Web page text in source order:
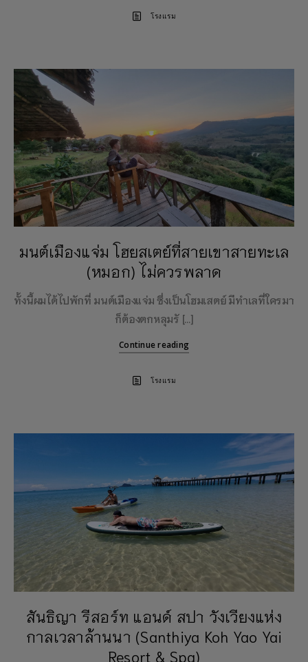
โรงแรม
มนต์เมืองแจ่ม โฮยสเตย์ที่สายเขาสายทะเล
(หมอก) ไม่ควรพลาด
ทั้งนี้ผมได้ไปพักที่ มนต์เมืองแจ่ม ซึ่งเป็นโฮมเสตย์ มีทำเลที่ใครมา
ก็ต้องตกหลุมรั […]
Continue reading
โรงแรม
สันธิญา รีสอร์ท แอนด์ สปา วังเวียงแห่ง
กาลเวลาล้านนา (Santhiya Koh Yao Yai
Resort & Spa)